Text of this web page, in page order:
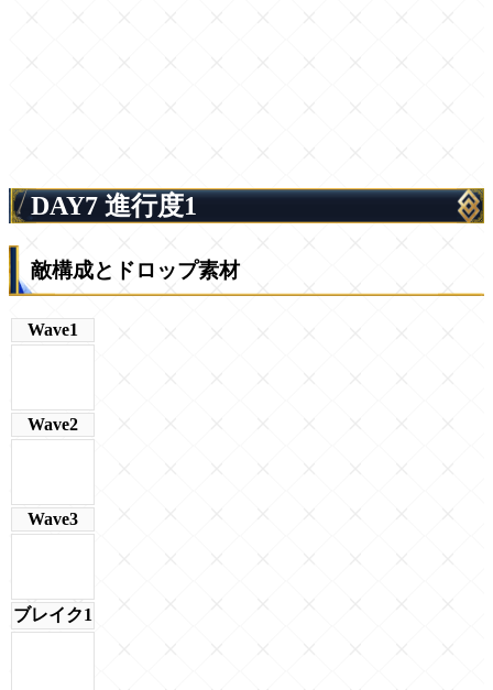
DAY7 進行度1
敵構成とドロップ素材
Wave1
Wave2
Wave3
ブレイク1